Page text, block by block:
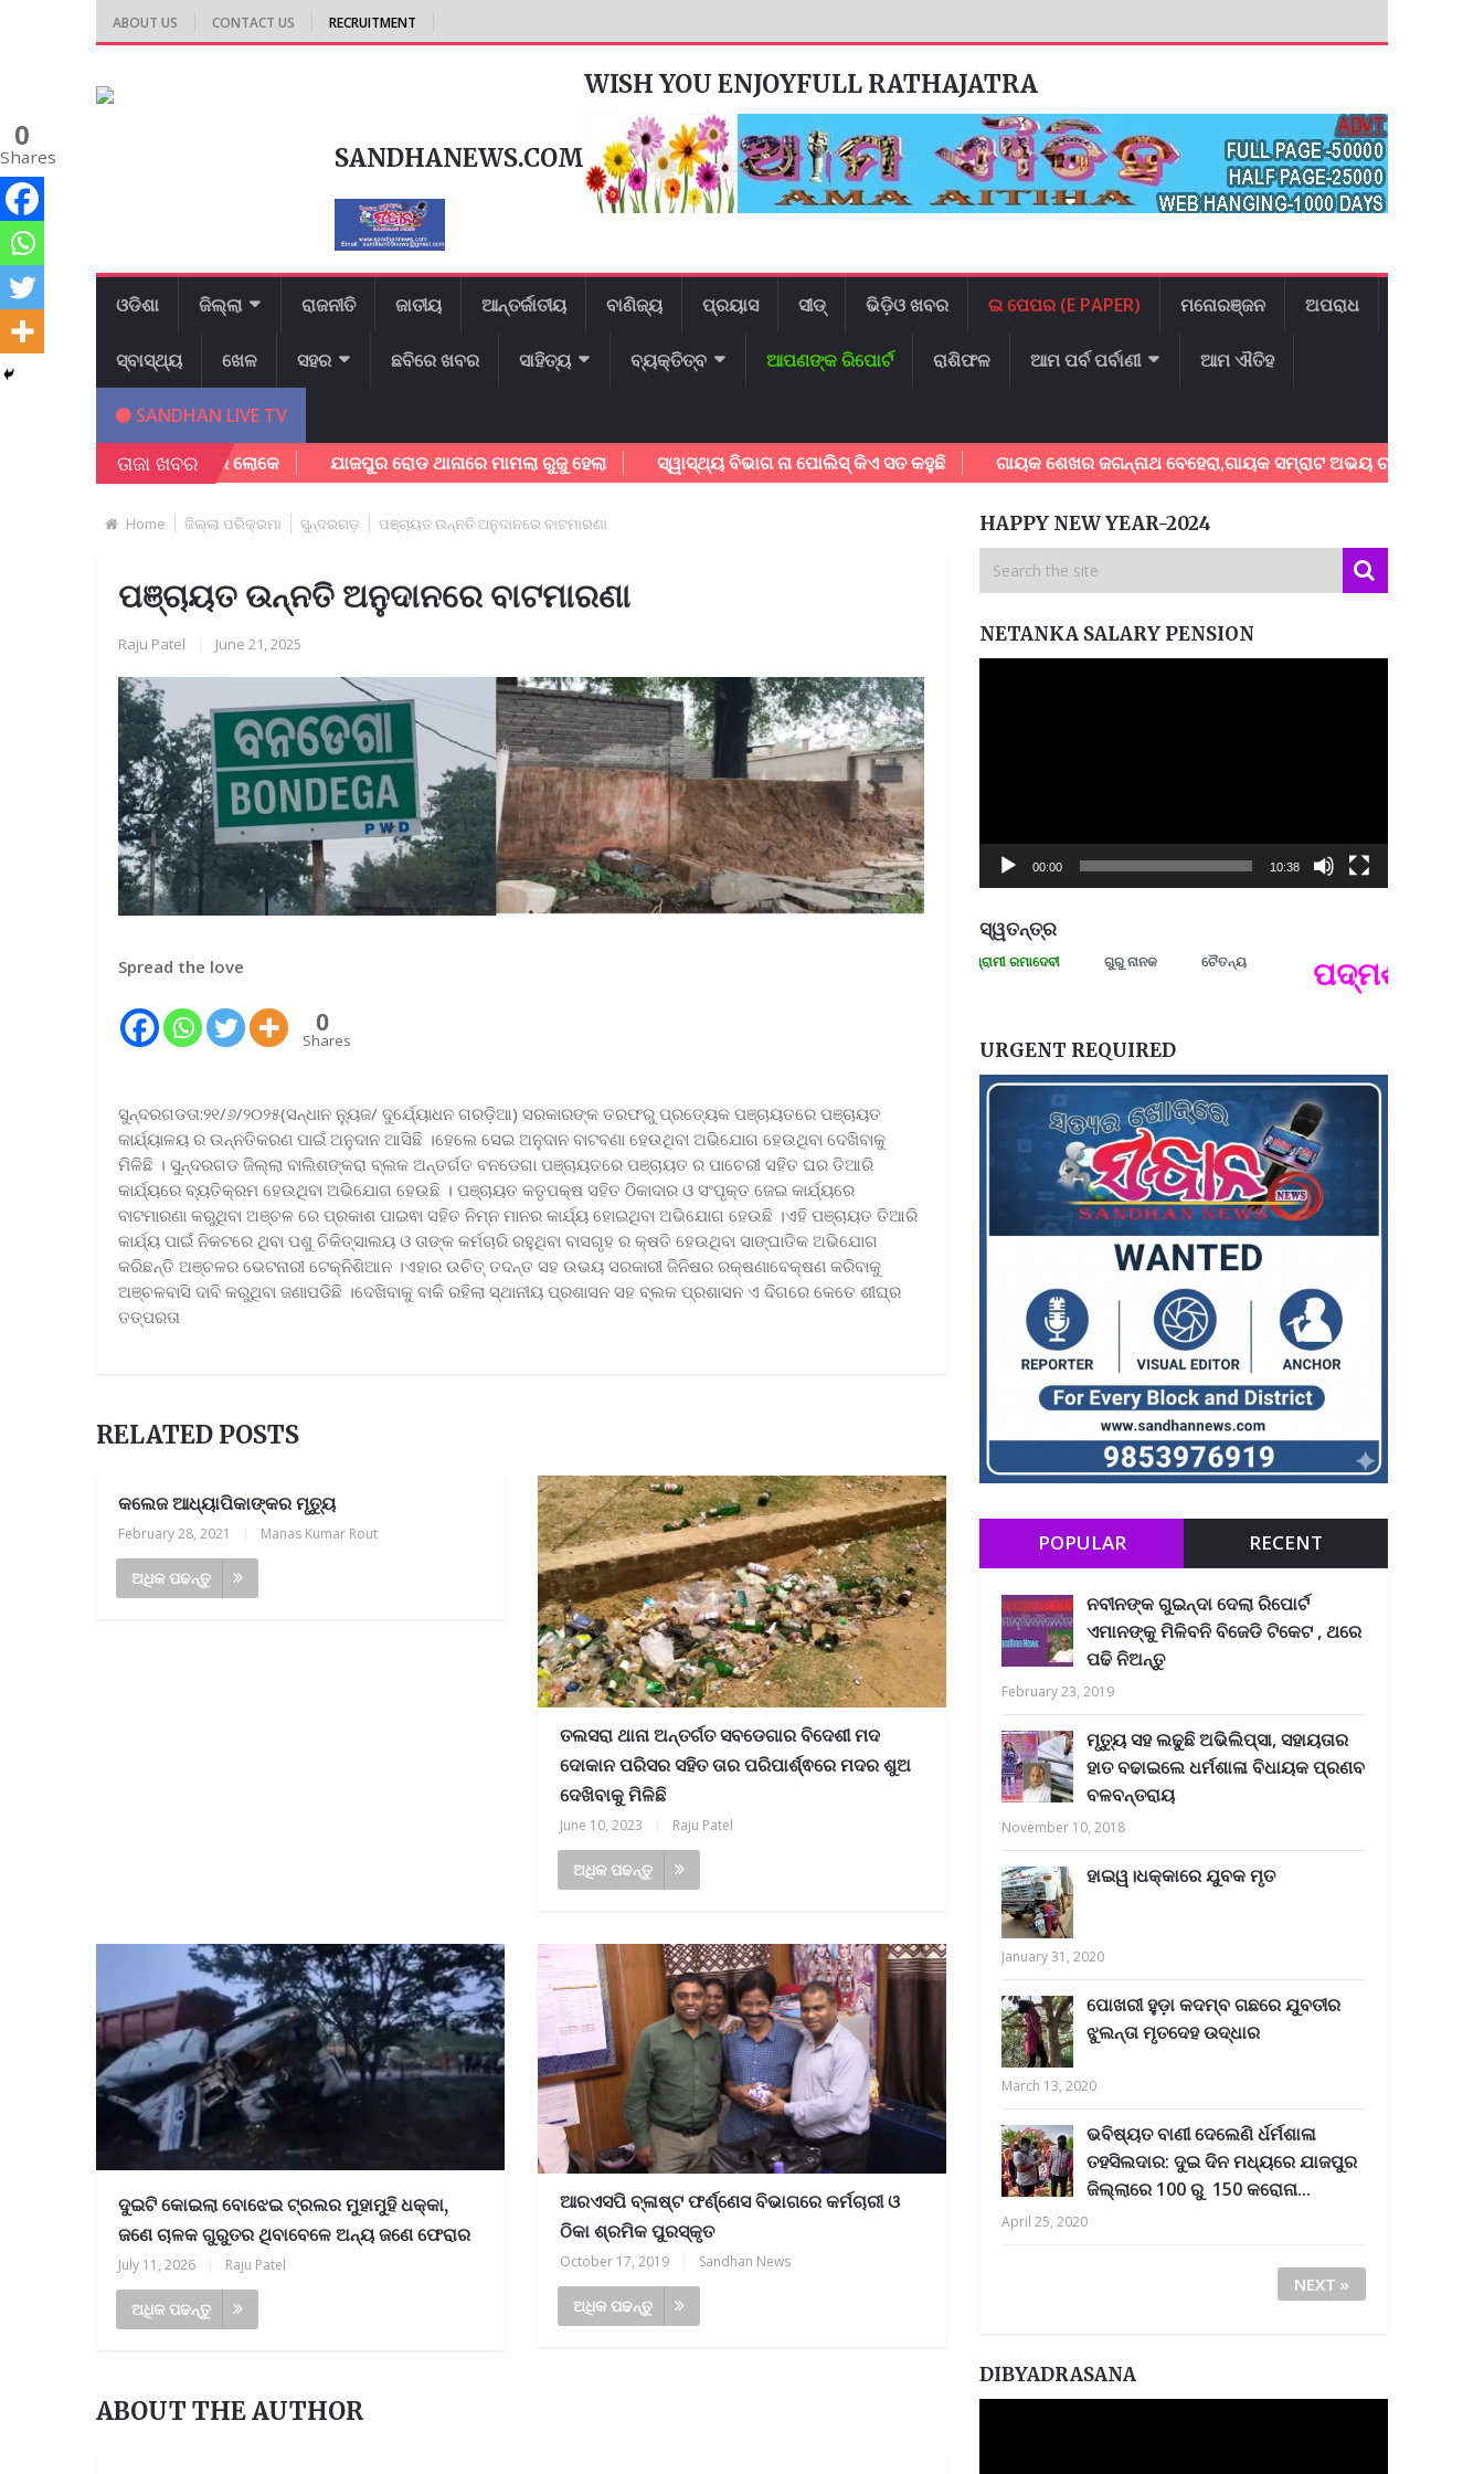
ABOUT US CONTACT US RECRUITMENT
WISH YOU ENJOYFULL RATHAJATRA
SANDHANEWS.COM
ଓଡିଶା ଜିଲ୍ଲା ରାଜନୀତି ଜାତୀୟ ଆନ୍ତର୍ଜାତୀୟ ବାଣିଜ୍ୟ ପ୍ରୟାସ ସୀଡ୍ ଭିଡ଼ିଓ ଖବର ଇ ପେପର (E PAPER) ମନୋରଞ୍ଜନ ଅପରାଧ
ସ୍ବାସ୍ଥ୍ୟ ଖେଳ ସହର ଛବିରେ ଖବର ସାହିତ୍ୟ ବ୍ୟକ୍ତିତ୍ବ ଆପଣଙ୍କ ରିପୋର୍ଟ ରାଶିଫଳ ଆମ ପର୍ବ ପର୍ବାଣୀ ଆମ ଐତିହ
SANDHAN LIVE TV
ତାଜା ଖବର
ବର୍ତ୍ତିଲେ ପରିବାର ଲୋକେ ଯାଜପୁର ରୋଡ ଥାନାରେ ମାମଲା ରୁଜୁ ହେଲା ସ୍ୱାସ୍ଥ୍ୟ ବିଭାଗ ନା ପୋଲିସ୍ କିଏ ସତ କହୁଛି ଗାୟକ ଶେଖର ଜଗନ୍ନାଥ ବେହେରା,ଗାୟକ ସମ୍ରାଟ ଅଭୟ ଚରଣ ସ୍ଵାଇଁଙ୍କ
Home ଜିଲ୍ଲା ପରିକ୍ରମା ସୁନ୍ଦରଗଡ଼ ପଞ୍ଚାୟତ ଉନ୍ନତି ଅନୁଦାନରେ ବାଟମାରଣା
ପଞ୍ଚାୟତ ଉନ୍ନତି ଅନୁଦାନରେ ବାଟମାରଣା
Raju Patel June 21, 2025
Spread the love
0
Shares
ସୁନ୍ଦରଗଡତା:୨୧/୬/୨୦୨୫(ସନ୍ଧାନ ନ୍ୟୁଜ/ ଦୁର୍ଯ୍ୟୋଧନ ଗରଡ଼ିଆ) ସରକାରଙ୍କ ତରଫରୁ ପ୍ରତ୍ୟେକ ପଞ୍ଚାୟତରେ ପଞ୍ଚାୟତ
କାର୍ଯ୍ୟାଳୟ ର ଉନ୍ନତିକରଣ ପାଇଁ ଅନୁଦାନ ଆସିଛି ।ହେଲେ ସେଇ ଅନୁଦାନ ବାଟବଣା ହେଉଥିବା ଅଭିଯୋଗ ହେଉଥିବା ଦେଖିବାକୁ
ମିଳିଛି । ସୁନ୍ଦରଗଡ ଜିଲ୍ଲା ବାଲିଶଙ୍କରା ବ୍ଲକ ଅନ୍ତର୍ଗତ ବନଡେଗା ପଞ୍ଚାୟତରେ ପଞ୍ଚାୟତ ର ପାଚେରୀ ସହିତ ଘର ତିଆରି
କାର୍ଯ୍ୟରେ ବ୍ୟତିକ୍ରମ ହେଉଥିବା ଅଭିଯୋଗ ହେଉଛି । ପଞ୍ଚାୟତ କତୃପକ୍ଷ ସହିତ ଠିକାଦାର ଓ ସଂପୃକ୍ତ ଜେଇ କାର୍ଯ୍ୟରେ
ବାଟମାରଣା କରୁଥିବା ଅଞ୍ଚଳ ରେ ପ୍ରକାଶ ପାଇଵା ସହିତ ନିମ୍ନ ମାନର କାର୍ଯ୍ୟ ହୋଇଥିବା ଅଭିଯୋଗ ହେଉଛି ।ଏହି ପଞ୍ଚାୟତ ତିଆରି
କାର୍ଯ୍ୟ ପାଇଁ ନିକଟରେ ଥିବା ପଶୁ ଚିକିତ୍ସାଲୟ ଓ ତାଙ୍କ କର୍ମଚାରି ରହୁଥିବା ବାସଗୃହ ର କ୍ଷତି ହେଉଥିବା ସାଙ୍ଘାତିକ ଅଭିଯୋଗ
କରିଛନ୍ତି ଅଞ୍ଚଳର ଭେଟନାରୀ ଟେକ୍ନିଶିଆନ ।ଏହାର ଉଚିତ୍ ତଦନ୍ତ ସହ ଉଭୟ ସରକାରୀ ଜିନିଷର ରକ୍ଷଣାବେକ୍ଷଣ କରିବାକୁ
ଅଞ୍ଚଳବାସି ଦାବି କରୁଥିବା ଜଣାପଡିଛି ।ଦେଖିବାକୁ ବାକି ରହିଲା ସ୍ଥାନୀୟ ପ୍ରଶାସନ ସହ ବ୍ଲକ ପ୍ରଶାସନ ଏ ଦିଗରେ କେତେ ଶୀଘ୍ର
ତତ୍ପରତା
0
Shares
RELATED POSTS
କଲେଜ ଆଧ୍ୟାପିକାଙ୍କର ମୃତ୍ୟୁ
February 28, 2021 Manas Kumar Rout
ଅଧିକ ପଢନ୍ତୁ
ତଲସରା ଥାନା ଅନ୍ତର୍ଗତ ସବଡେଗାର ବିଦେଶୀ ମଦ
ଦୋକାନ ପରିସର ସହିତ ତାର ପରିପାର୍ଶ୍ଵରେ ମଦର ଶୁଅ
ଦେଖିବାକୁ ମିଳିଛି
June 10, 2023 Raju Patel
ଅଧିକ ପଢନ୍ତୁ
ଦୁଇଟି କୋଇଲା ବୋଝେଇ ଟ୍ରଲର ମୁହାମୁହି ଧକ୍କା,
ଜଣେ ଚାଳକ ଗୁରୁତର ଥିବାବେଳେ ଅନ୍ୟ ଜଣେ ଫେରାର
July 11, 2026 Raju Patel
ଅଧିକ ପଢନ୍ତୁ
ଆରଏସପି ବ୍ଳାଷ୍ଟ ଫର୍ଣ୍ଣେସ ବିଭାଗରେ କର୍ମଚାରୀ ଓ
ଠିକା ଶ୍ରମିକ ପୁରସ୍କୃତ
October 17, 2019 Sandhan News
ଅଧିକ ପଢନ୍ତୁ
ABOUT THE AUTHOR
HAPPY NEW YEAR-2024
NETANKA SALARY PENSION
00:00 10:38
ସ୍ୱତନ୍ତ୍ର
ମନେ ପଡନ୍ତି: ସ୍ୱାଧୀନତା ସଂଗ୍ରାମୀ ରମାଦେବୀ ଗୁରୁ ନାନକ ଚୈତନ୍ୟ ପଦ୍ମଶ୍ରୀ
URGENT REQUIRED
POPULAR RECENT
ନବୀନଙ୍କ ଗୁଇନ୍ଦା ଦେଲା ରିପୋର୍ଟ
ଏମାନଙ୍କୁ ମିଳିବନି ବିଜେଡି ଟିକେଟ , ଥରେ
ପଢି ନିଅନ୍ତୁ
February 23, 2019
ମୃତ୍ୟୁ ସହ ଲଢୁଛି ଅଭିଲିପ୍ସା, ସହାୟତାର
ହାତ ବଢାଇଲେ ଧର୍ମଶାଳା ବିଧାୟକ ପ୍ରଣବ
ବଳବନ୍ତରାୟ
November 10, 2018
ହାଇୱ।ଧକ୍କାରେ ଯୁବକ ମୃତ
January 31, 2020
ପୋଖରୀ ହୁଡ଼ା କଦମ୍ବ ଗଛରେ ଯୁବତୀର
ଝୁଲନ୍ତା ମୃତଦେହ ଉଦ୍ଧାର
March 13, 2020
ଭବିଷ୍ୟତ ବାଣୀ ଦେଲେଣି ର୍ଧର୍ମଶାଳା
ତହସିଲଦାର: ଦୁଇ ଦିନ ମଧ୍ୟରେ ଯାଜପୁର
ଜିଲ୍ଲାରେ 100 ରୁ 150 କରୋନା...
April 25, 2020
NEXT »
DIBYADRASANA